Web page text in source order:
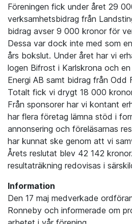
Föreningen fick under året 29
verksamhetsbidrag från
bidrag avser 9 000 kronor för
Dessa var dock inte med som
års bokslut. Under året har vi
logen Bifrost i Karlskrona och
Energi AB samt bidrag från Odd
Totalt fick vi drygt 18 000
Från sponsorer har vi kontant
har flera företag lämna stöd i
annonsering och föreläsarnas
har kunnat ske genom att vi
Årets reslutat blev 42 142
resultaträkning redovisas i
Information
Den 17 maj medverkade
Ronneby och informerade om